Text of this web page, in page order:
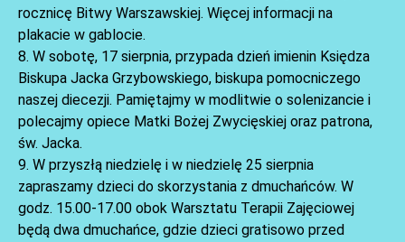
rocznicę Bitwy Warszawskiej. Więcej informacji na
plakacie w gablocie.
8. W sobotę, 17 sierpnia, przypada dzień imienin Księdza
Biskupa Jacka Grzybowskiego, biskupa pomocniczego
naszej diecezji. Pamiętajmy w modlitwie o solenizancie i
polecajmy opiece Matki Bożej Zwycięskiej oraz patrona,
św. Jacka.
9. W przyszłą niedzielę i w niedzielę 25 sierpnia
zapraszamy dzieci do skorzystania z dmuchańców. W
godz. 15.00-17.00 obok Warsztatu Terapii Zajęciowej
będą dwa dmuchańce, gdzie dzieci gratisowo przed